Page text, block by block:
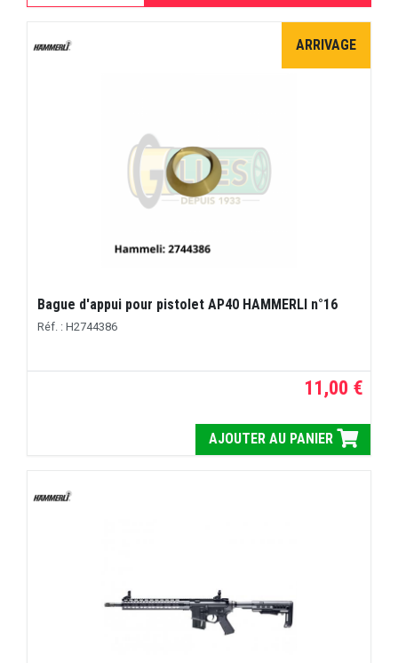
ARRIVAGE
Bague d'appui pour pistolet AP40 HAMMERLI n°16
Réf. : H2744386
11,00 €
AJOUTER AU PANIER